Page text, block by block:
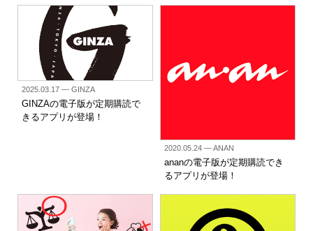
2025.03.17— GINZA
GINZAの電子版が定期購読で
きるアプリが登場！
2020.05.24— ANAN
ananの電子版が定期購読でき
るアプリが登場！